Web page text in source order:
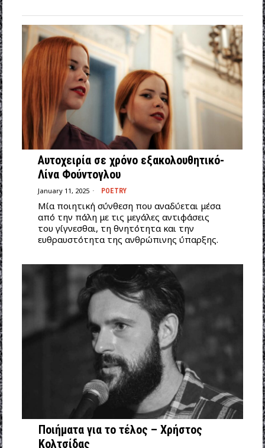
Αυτοχειρία σε χρόνο εξακολουθητικό-
Λίνα Φούντογλου
January 11, 2025 POETRY
Mία ποιητική σύνθεση που αναδύεται μέσα
από την πάλη με τις μεγάλες αντιφάσεις
του γίγνεσθαι, τη θνητότητα και την
ευθραυστότητα της ανθρώπινης ύπαρξης.
Ποιήματα για το τέλος – Χρήστος
Κολτσίδας